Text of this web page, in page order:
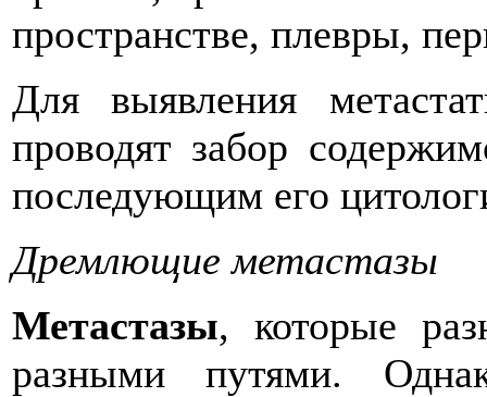
пространстве, плевры,
Для выявления
проводят забор
последующим его
Дремлющие метастазы
Метастазы, которые
разными путями.